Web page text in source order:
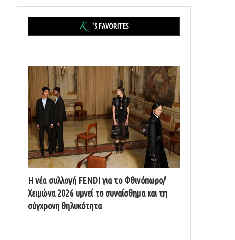
'S FAVORITES
Η νέα συλλογή FENDI για το Φθινόπωρο/
Χειμώνα 2026 υμνεί το συναίσθημα και τη
σύγχρονη θηλυκότητα